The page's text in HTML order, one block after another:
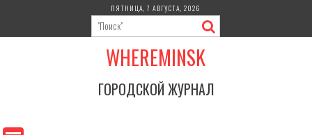
содержимому
ПЯТНИЦА, 7 АВГУСТА, 2026
WHEREMINSK
ГОРОДСКОЙ ЖУРНАЛ